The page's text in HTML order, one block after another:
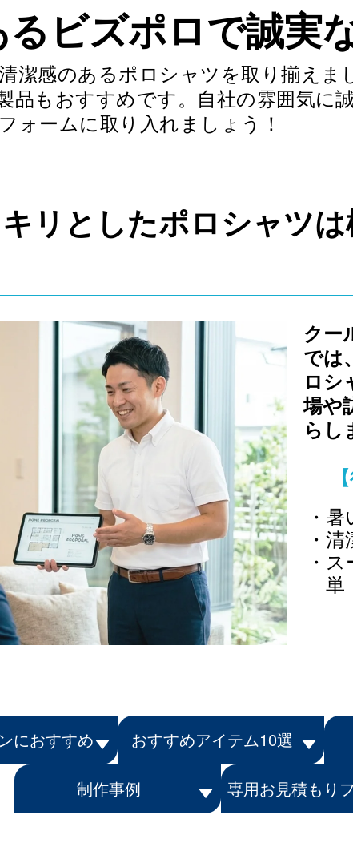
ビズポロで誠実
潔感のあるポロシャツを取り揃えま
品もおすすめです。自社の雰囲気に
ォームに取り入れましょう！
リとしたポロシャツ
クー
では
ロシ
場や
らし
暑
清
単
におすすめ おすすめアイテム10選
制作事例
専用お見積もり